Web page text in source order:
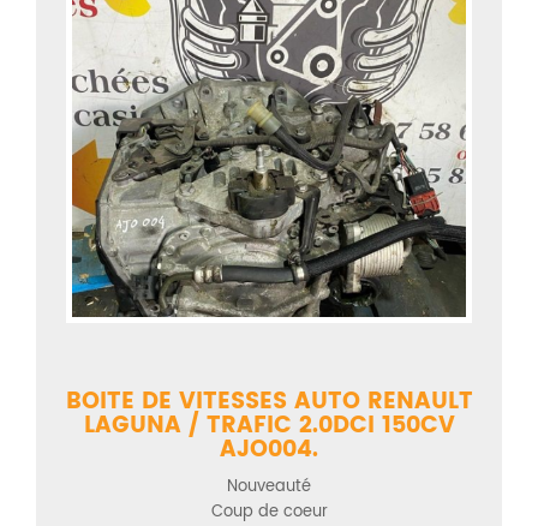
BOITE DE VITESSES AUTO RENAULT
LAGUNA / TRAFIC 2.0DCI 150CV
AJO004.
Nouveauté
Coup de coeur